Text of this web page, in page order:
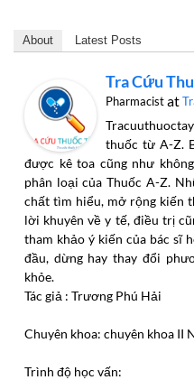
About Latest Posts
Tra Cứu
Pharmacistat
thuốc từ A-Z.
được kê toa cũng như
phân loại của Thuốc A-Z.
chất tìm hiểu, mở rộng kiến
lời khuyên về y tế, điều trị
tham khảo ý kiến của bác sĩ
đầu, dừng hay thay đổi
khỏe.
Tác giả : Trương Phú Hải
Chuyên khoa: chuyên khoa II
Trình độ học vấn: